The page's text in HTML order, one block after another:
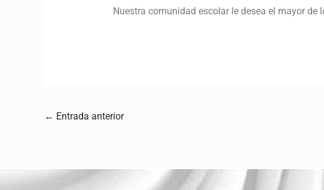
Nuestra comunidad escolar le desea el mayor
← Entrada anterior